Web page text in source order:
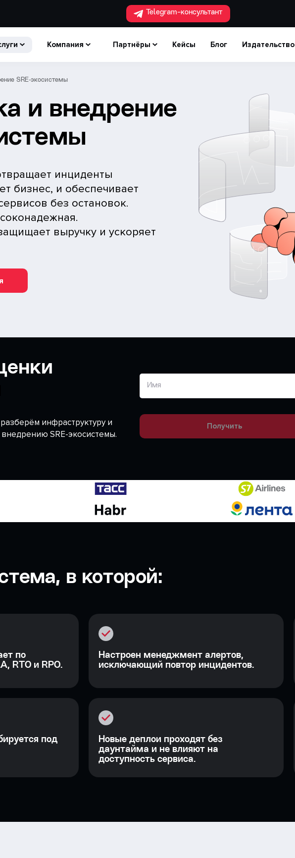
Telegram-консультант
Компания Партнёры Кейсы Блог Издательство
SRE‑экосистемы
и внедрение
инциденты
бизнес, и обеспечивает
без остановок.
выручку и ускоряет
инфраструктуру и
SRE-экосистемы.
Имя
Получить
в которой:
по
RTO и RPO.
Настроен менеджмент алертов,
исключающий повтор инцидентов.
под
Новые деплои проходят без
даунтайма и не влияют на
доступность сервиса.